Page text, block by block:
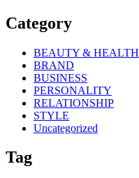
Category
BEAUTY & HEALTH
BRAND
BUSINESS
PERSONALITY
RELATIONSHIP
STYLE
Uncategorized
Tag